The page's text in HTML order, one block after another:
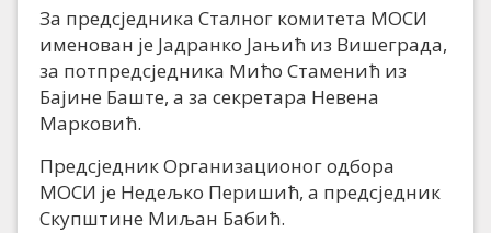
За предсједника Сталног комитета МОСИ
именован је Јадранко Јањић из Вишеграда,
за потпредсједника Мићо Стаменић из
Бајине Баште, а за секретара Невена
Марковић.
Предсједник Организационог одбора
МОСИ је Недељко Перишић, а предсједник
Скупштине Миљан Бабић.